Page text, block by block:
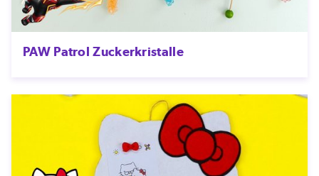
PAW Patrol Zuckerkristalle